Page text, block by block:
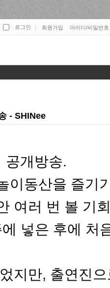
회원가입 아이디/비밀번
- SHINee
공개방송.
이동산을 즐기
여러 번 볼 기
넣은 후에 처
지만, 출연진